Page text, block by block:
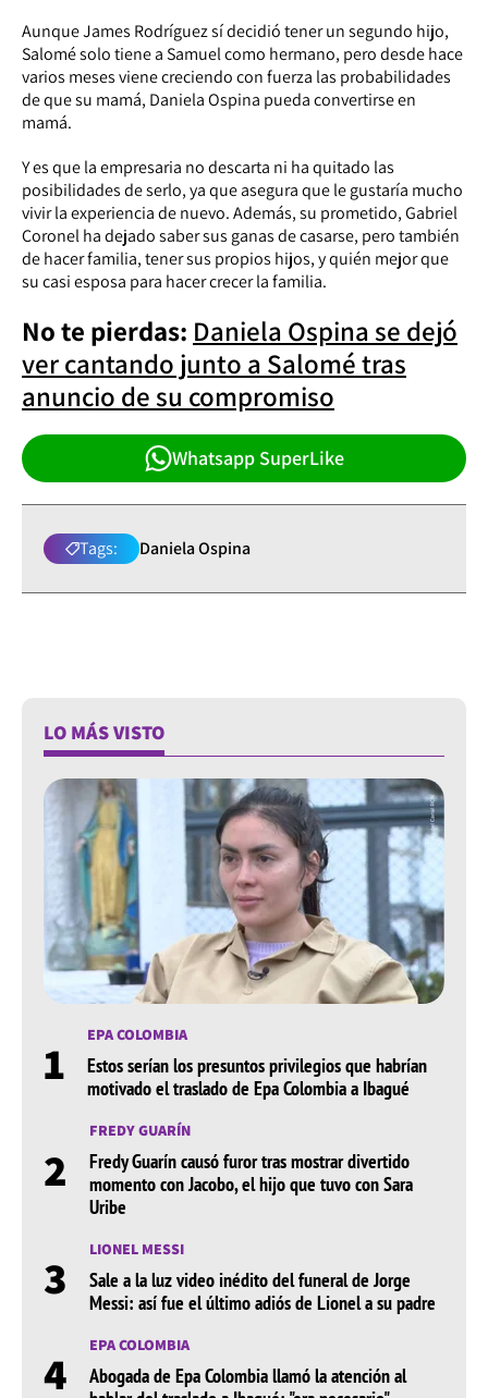
Aunque James Rodríguez sí decidió tener un segundo hijo,
Salomé solo tiene a Samuel como hermano, pero desde hace
varios meses viene creciendo con fuerza las probabilidades
de que su mamá, Daniela Ospina pueda convertirse en
mamá.
Y es que la empresaria no descarta ni ha quitado las
posibilidades de serlo, ya que asegura que le gustaría mucho
vivir la experiencia de nuevo. Además, su prometido, Gabriel
Coronel ha dejado saber sus ganas de casarse, pero también
de hacer familia, tener sus propios hijos, y quién mejor que
su casi esposa para hacer crecer la familia.
No te pierdas: Daniela Ospina se dejó
ver cantando junto a Salomé tras
anuncio de su compromiso
Whatsapp SuperLike
Tags: Daniela Ospina
LO MÁS VISTO
1 EPA COLOMBIA
Estos serían los presuntos privilegios que habrían
motivado el traslado de Epa Colombia a Ibagué
2
FREDY GUARÍN
Fredy Guarín causó furor tras mostrar divertido
momento con Jacobo, el hijo que tuvo con Sara
Uribe
3 LIONEL MESSI
Sale a la luz video inédito del funeral de Jorge
Messi: así fue el último adiós de Lionel a su padre
4 EPA COLOMBIA
Abogada de Epa Colombia llamó la atención al